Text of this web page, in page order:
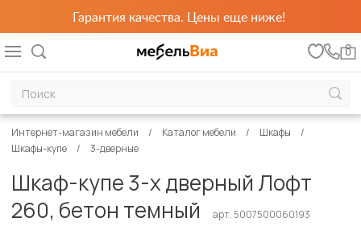
Гарантия качества. Цены еще ниже!
0
Интернет-магазин мебели Каталог мебели
Шкафы
Шкафы-купе
3-дверные
Шкаф-купе 3-х дверный Лофт
260, бетон темный
арт. 5007500060193